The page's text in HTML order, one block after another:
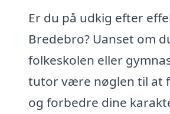
Er du på udkig efter
Bredebro? Uanset om
folkeskolen eller
tutor være nøglen til at
og forbedre dine